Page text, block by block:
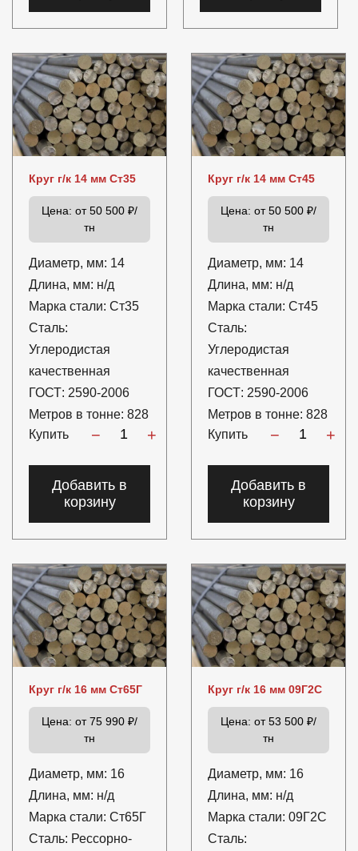
Круг г/к 14 мм Ст35
Цена: от 50 500 ₽/
тн
Диаметр, мм: 14
Длина, мм: н/д
Марка стали: Ст35
Сталь:
Углеродистая
качественная
ГОСТ: 2590-2006
Метров в тонне: 828
Купить
− +
Добавить в
корзину
Круг г/к 14 мм Ст45
Цена: от 50 500 ₽/
тн
Диаметр, мм: 14
Длина, мм: н/д
Марка стали: Ст45
Сталь:
Углеродистая
качественная
ГОСТ: 2590-2006
Метров в тонне: 828
Купить
− +
Добавить в
корзину
Круг г/к 16 мм Ст65Г
Цена: от 75 990 ₽/
тн
Диаметр, мм: 16
Длина, мм: н/д
Марка стали: Ст65Г
Сталь: Рессорно-
Круг г/к 16 мм 09Г2С
Цена: от 53 500 ₽/
тн
Диаметр, мм: 16
Длина, мм: н/д
Марка стали: 09Г2С
Сталь: